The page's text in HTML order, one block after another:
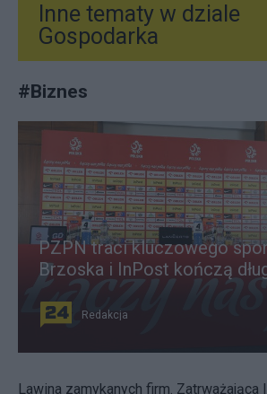
Inne tematy w dziale
Gospodarka
#Biznes
PZPN traci kluczowego
Brzoska i InPost kończą
Redakcja
Lawina zamykanych firm.